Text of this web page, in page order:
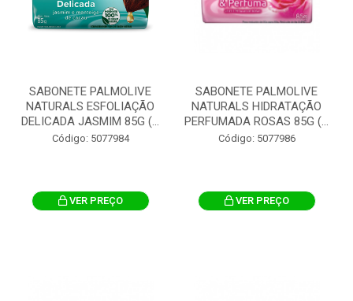
SABONETE PALMOLIVE
NATURALS ESFOLIAÇÃO
DELICADA JASMIM 85G (...
Código: 5077984
VER PREÇO
SABONETE PALMOLIVE
NATURALS HIDRATAÇÃO
PERFUMADA ROSAS 85G (...
Código: 5077986
VER PREÇO